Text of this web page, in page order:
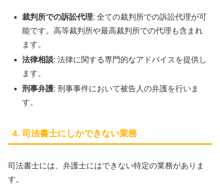
裁判所での訴訟代理: 全ての裁判所での訴訟代理が可
能です。高等裁判所や最高裁判所での代理も含まれ
ます。
法律相談: 法律に関する専門的なアドバイスを提供し
ます。
刑事弁護: 刑事事件において被告人の弁護を行いま
す。
4. 司法書士にしかできない業務
司法書士には、弁護士にはできない特定の業務がありま
す。